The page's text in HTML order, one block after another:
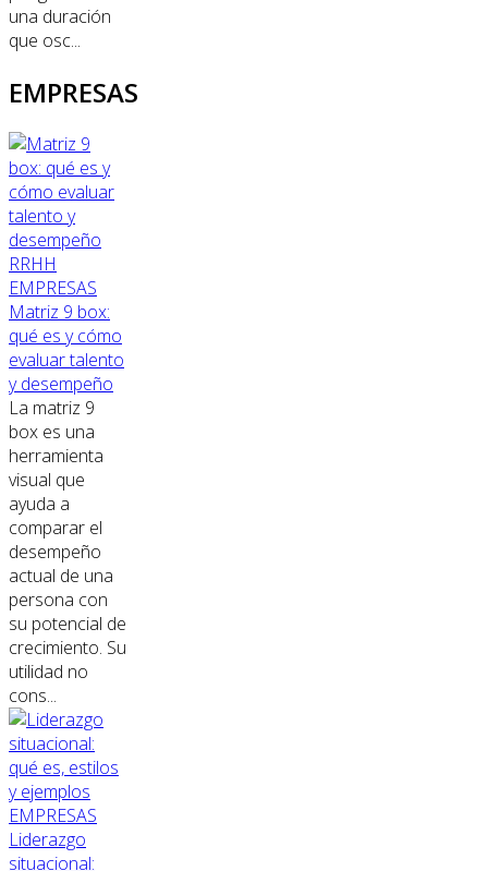
una duración
que osc...
EMPRESAS
RRHH
EMPRESAS
Matriz 9 box:
qué es y cómo
evaluar talento
y desempeño
La matriz 9
box es una
herramienta
visual que
ayuda a
comparar el
desempeño
actual de una
persona con
su potencial de
crecimiento. Su
utilidad no
cons...
EMPRESAS
Liderazgo
situacional: